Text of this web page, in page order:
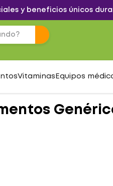
y beneficios únicos
Vitaminas Equipos